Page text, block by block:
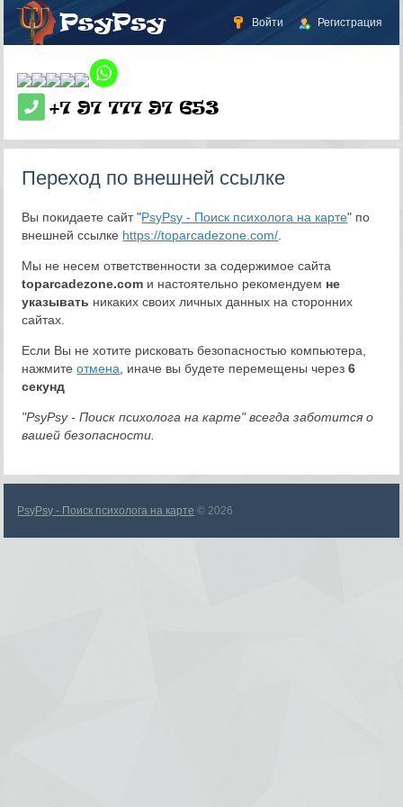
Войти Регистрация
Переход по внешней ссылке
Вы покидаете сайт "PsyPsy - Поиск психолога на карте" по
внешней ссылке https://toparcadezone.com/
Мы не несем ответственности за содержимое сайта
toparcadezone.com и настоятельно рекомендуем не
указывать никаких своих личных данных на сторонних
сайтах.
Если Вы не хотите рисковать безопасностью компьютера,
нажмитеотмена , иначе вы будете перемещены через5
секунд
"PsyPsy - Поиск психолога на карте" всегда заботится о
вашей безопасности.
PsyPsy - Поиск психолога на карте © 2026